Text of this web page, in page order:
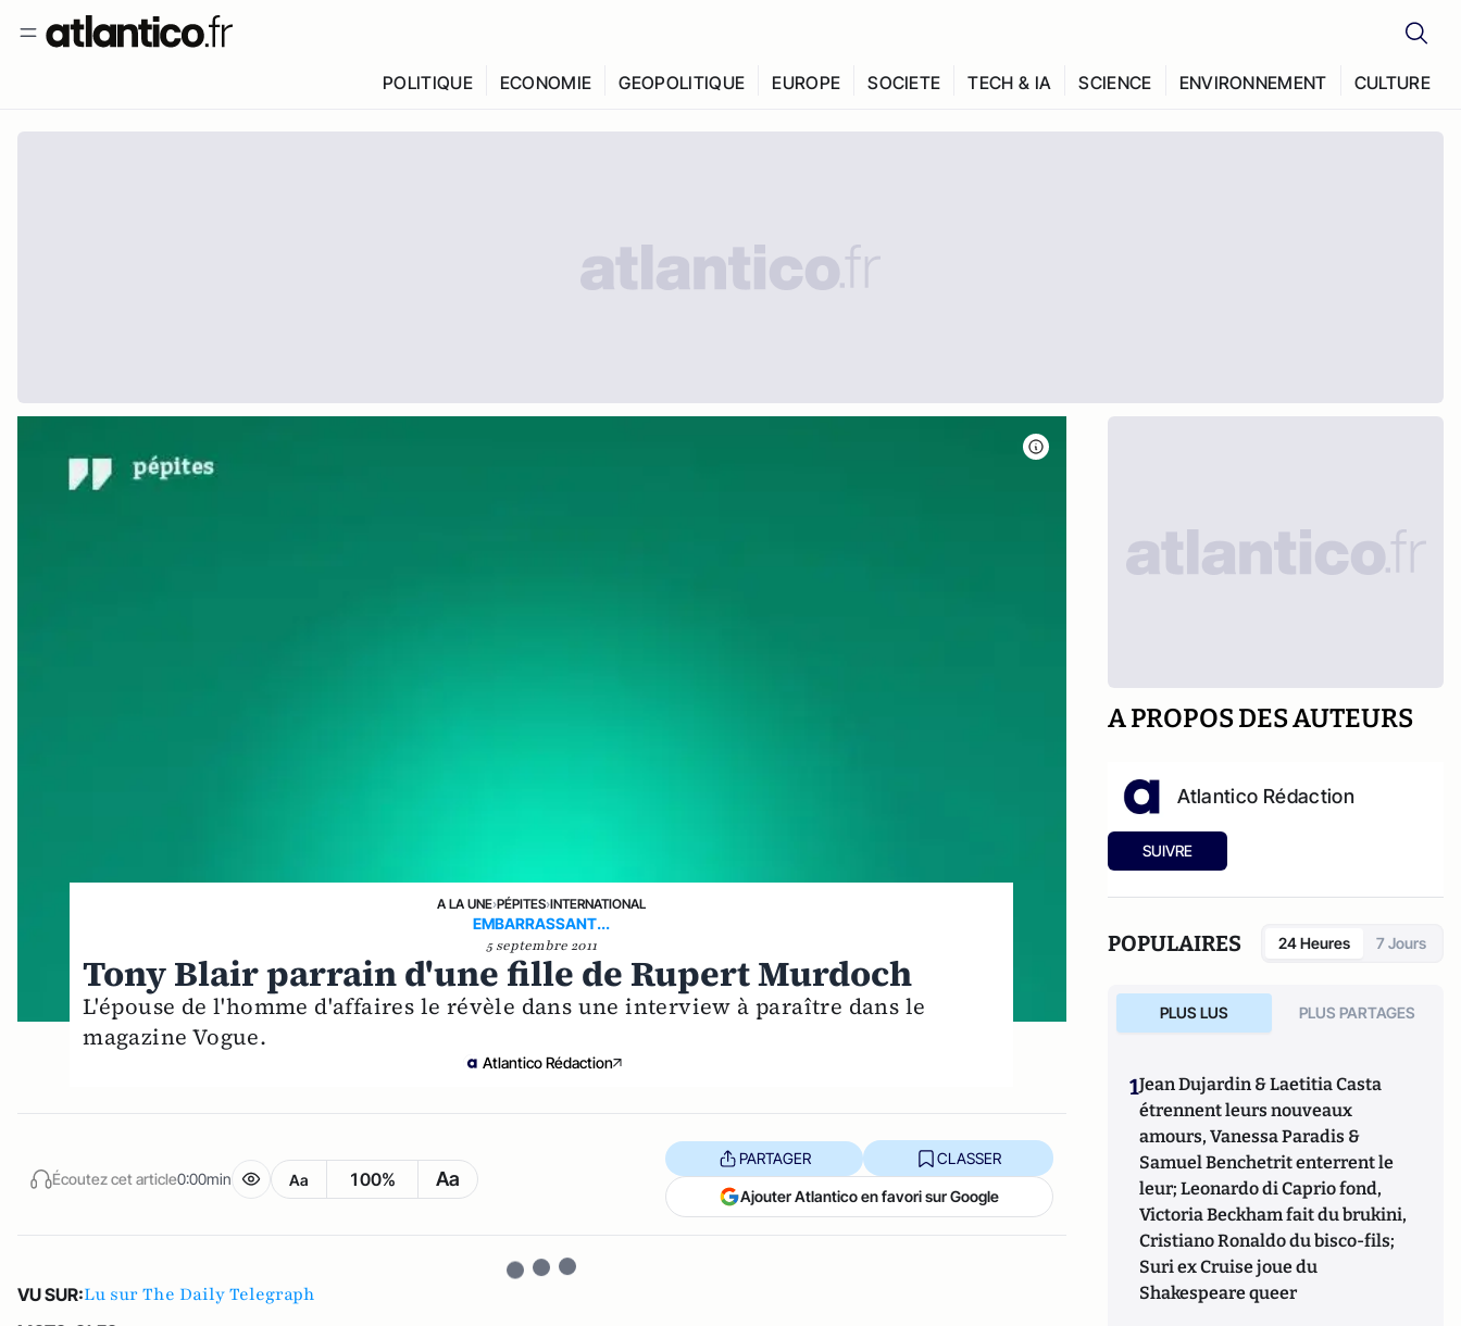
POLITIQUE ECONOMIE GEOPOLITIQUE EUROPE SOCIETE TECH & IA SCIENCE ENVIRONNEMENT CULTURE
A LA UNE›PÉPITES›INTERNATIONAL
EMBARRASSANT...
5 septembre 2011
Tony Blair parrain d'une fille de Rupert Murdoch
L'épouse de l'homme d'affaires le révèle dans une interview à paraître dans le
magazine Vogue.
Atlantico Rédaction
Écoutez cet article0:00min Aa 100% Aa
PARTAGER CLASSER
Ajouter Atlantico en favori sur Google
VU SUR:Lu sur The Daily Telegraph
A PROPOS DES AUTEURS
Atlantico Rédaction
SUIVRE
POPULAIRES 24 Heures 7 Jours
PLUS LUS PLUS PARTAGES
1Jean Dujardin & Laetitia Casta
étrennent leurs nouveaux
amours, Vanessa Paradis &
Samuel Benchetrit enterrent le
leur; Leonardo di Caprio fond,
Victoria Beckham fait du brukini,
Cristiano Ronaldo du bisco-fils;
Suri ex Cruise joue du
Shakespeare queer